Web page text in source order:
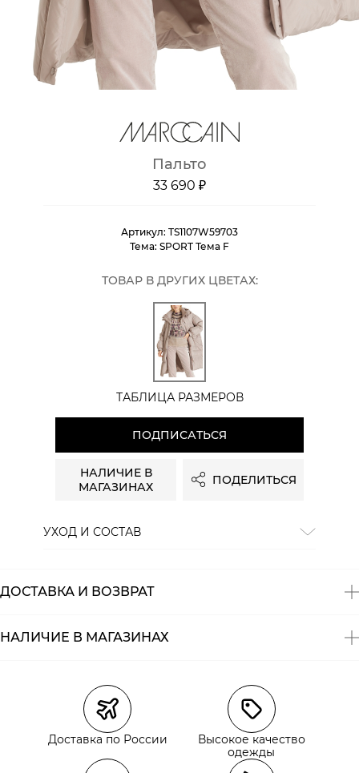
Пальто
33 690 ₽
Артикул: TS1107W59703
Тема: SPORT Тема F
ТОВАР В ДРУГИХ ЦВЕТАХ:
ТАБЛИЦА РАЗМЕРОВ
ПОДПИСАТЬСЯ
НАЛИЧИЕ В
МАГАЗИНАХ
ПОДЕЛИТЬСЯ
УХОД И СОСТАВ
ДОСТАВКА И ВОЗВРАТ
Курьерская доставка СДЭК
Самовывоз из пункта выдачи СДЭК
Самовывоз из наших магазинов
НАЛИЧИЕ В МАГАЗИНАХ
Доставка по России
Высокое качество
одежды